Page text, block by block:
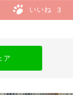
いいね 3
ア